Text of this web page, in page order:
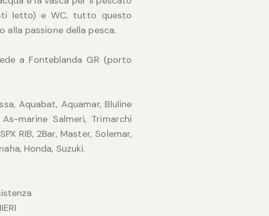
letto) e WC, tutto questo
passione della pesca.
a Fonteblanda GR (porto
Aquabat, Aquamar, Bluline
marine Salmeri, Trimarchi
RIB, 2Bar, Master, Solemar,
Honda, Suzuki.